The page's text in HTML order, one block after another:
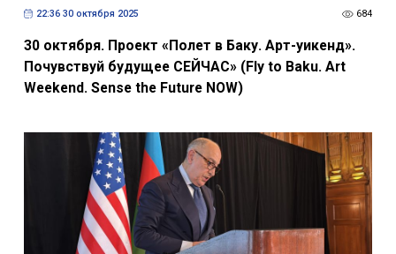
22:36 30 октября 2025 684
30 октября. Проект «Полет в Баку. Арт-уикенд».
Почувствуй будущее СЕЙЧАС» (Fly to Baku. Art
Weekend. Sense the Future NOW)